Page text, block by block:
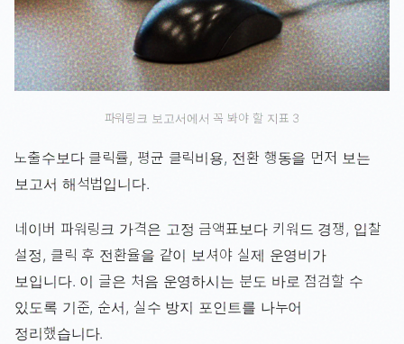
파워링크 보고서에서 꼭 봐야 할 지표 3
노출수보다 클릭률, 평균 클릭비용, 전환 행동을 먼저 보는
보고서 해석법입니다.
네이버 파워링크 가격은 고정 금액표보다 키워드 경쟁, 입찰
설정, 클릭 후 전환율을 같이 보셔야 실제 운영비가
보입니다. 이 글은 처음 운영하시는 분도 바로 점검할 수
있도록 기준, 순서, 실수 방지 포인트를 나누어
정리했습니다.